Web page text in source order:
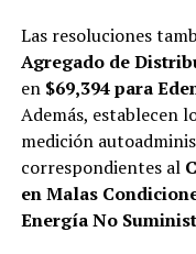
Las resoluciones
Agregado de
en $69,394 para
Además, establecen
medición
correspondientes al
en Malas
Energía No